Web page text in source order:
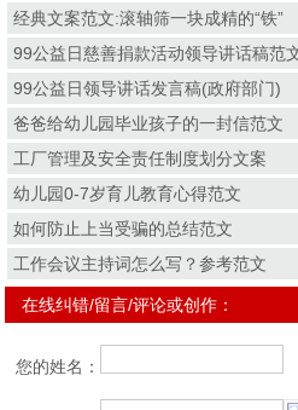
经典文案范文:滚轴筛一块成精的“铁”
99公益日慈善捐款活动领导讲话稿范
99公益日领导讲话发言稿(政府部门)
爸爸给幼儿园毕业孩子的一封信范文
工厂管理及安全责任制度划分文案
幼儿园0-7岁育儿教育心得范文
如何防止上当受骗的总结范文
工作会议主持词怎么写？参考范文
在线纠错/留言/评论或创作：
您的姓名：